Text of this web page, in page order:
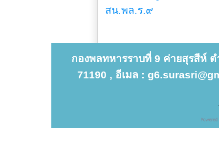
สน.พล.ร.๙
กองพลทหารราบที่ 9 ค่ายสุรสีห์
71190 , อีเมล :